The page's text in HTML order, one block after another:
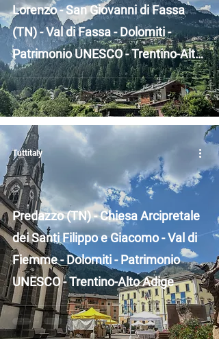
Lorenzo - San Giovanni di Fassa
(TN) - Val di Fassa - Dolomiti -
Patrimonio UNESCO - Trentino-Alto
Adige
Predazzo (TN) - Chiesa Arcipretale
dei Santi Filippo e Giacomo - Val di
Fiemme - Dolomiti - Patrimonio
UNESCO - Trentino-Alto Adige
Tuttitaly